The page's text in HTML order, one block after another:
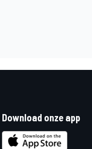
Download onze app